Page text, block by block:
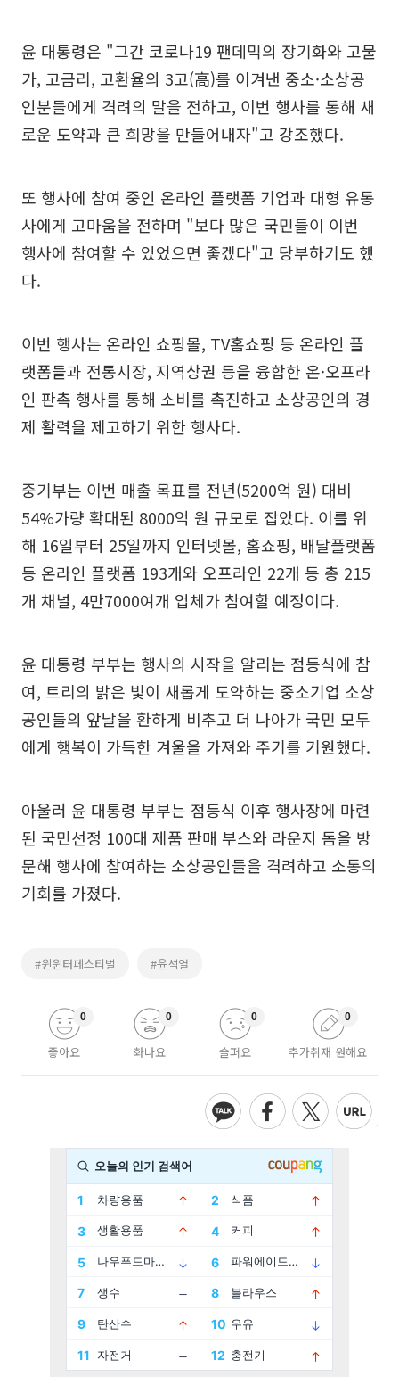
윤 대통령은 "그간 코로나19 팬데믹의 장기화와 고물
가, 고금리, 고환율의 3고(高)를 이겨낸 중소·소상공
인분들에게 격려의 말을 전하고, 이번 행사를 통해 새
로운 도약과 큰 희망을 만들어내자"고 강조했다.
또 행사에 참여 중인 온라인 플랫폼 기업과 대형 유통
사에게 고마움을 전하며 "보다 많은 국민들이 이번
행사에 참여할 수 있었으면 좋겠다"고 당부하기도 했
다.
이번 행사는 온라인 쇼핑몰, TV홈쇼핑 등 온라인 플
랫폼들과 전통시장, 지역상권 등을 융합한 온·오프라
인 판촉 행사를 통해 소비를 촉진하고 소상공인의 경
제 활력을 제고하기 위한 행사다.
중기부는 이번 매출 목표를 전년(5200억 원) 대비
54%가량 확대된 8000억 원 규모로 잡았다. 이를 위
해 16일부터 25일까지 인터넷몰, 홈쇼핑, 배달플랫폼
등 온라인 플랫폼 193개와 오프라인 22개 등 총 215
개 채널, 4만7000여개 업체가 참여할 예정이다.
윤 대통령 부부는 행사의 시작을 알리는 점등식에 참
여, 트리의 밝은 빛이 새롭게 도약하는 중소기업 소상
공인들의 앞날을 환하게 비추고 더 나아가 국민 모두
에게 행복이 가득한 겨울을 가져와 주기를 기원했다.
아울러 윤 대통령 부부는 점등식 이후 행사장에 마련
된 국민선정 100대 제품 판매 부스와 라운지 돔을 방
문해 행사에 참여하는 소상공인들을 격려하고 소통의
기회를 가졌다.
#윈윈터페스티벌 #윤석열
좋아요
0
화나요
0
슬퍼요
0
추가취재 원해요
0